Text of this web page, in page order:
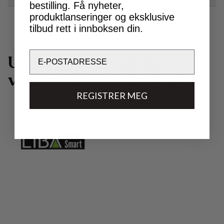
U klet med n
v
rdens beste teknologier
bestilling. Få nyheter,
produktlanseringer og eksklusive
tilbud rett i innboksen din.
REGISTRER MEG